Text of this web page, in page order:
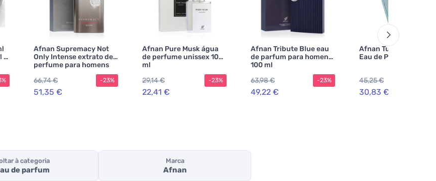
+
Afnan Supremacy Not
Only Intense extrato de
perfume para homens
66,74 €
51,35 €
-23%
Afnan Pure Musk água
de perfume unissex 100
ml
29,14 €
22,41 €
-23%
Afnan Tribute Blue eau
de parfum para homens
100 ml
63,98 €
49,22 €
-23%
Afnan Turathi Electric
Eau de Parfum
45,25 €
30,83 €
à categoria
de parfum
Marca
Afnan